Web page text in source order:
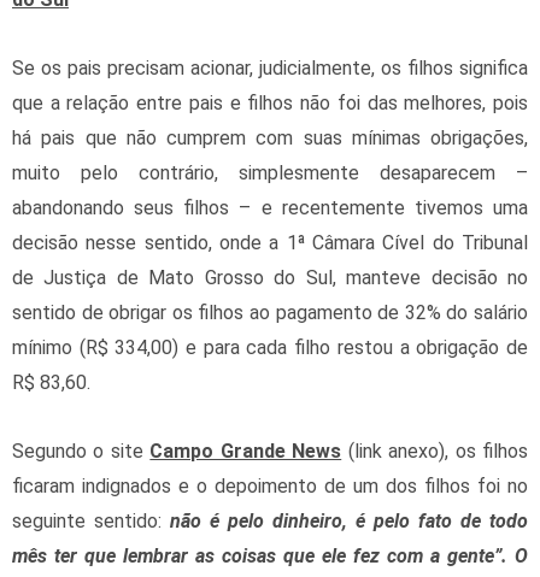
Se os pais precisam acionar, judicialmente, os filhos significa
que a relação entre pais e filhos não foi das melhores, pois
há pais que não cumprem com suas mínimas obrigações,
muito pelo contrário, simplesmente desaparecem –
abandonando seus filhos – e recentemente tivemos uma
decisão nesse sentido, onde a 1ª Câmara Cível do Tribunal
de Justiça de Mato Grosso do Sul, manteve decisão no
sentido de obrigar os filhos ao pagamento de 32% do salário
mínimo (R$ 334,00) e para cada filho restou a obrigação de
R$ 83,60.
Segundo o site Campo Grande News (link anexo), os filhos
ficaram indignados e o depoimento de um dos filhos foi no
seguinte sentido: não é pelo dinheiro, é pelo fato de todo
mês ter que lembrar as coisas que ele fez com a gente”. O